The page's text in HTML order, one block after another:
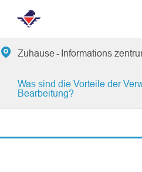
 Zuhause Informations
Was sind die Vorteile der
Bearbeitung?